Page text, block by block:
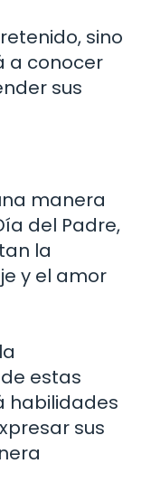
sino
a conocer
sus
manera
del Padre,
la
y el amor
estas
habilidades
sus